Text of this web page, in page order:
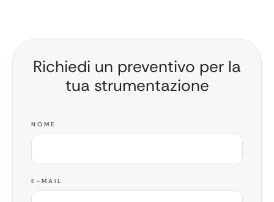
Richiedi un preventivo per la
tua strumentazione
NOME
E-MAIL